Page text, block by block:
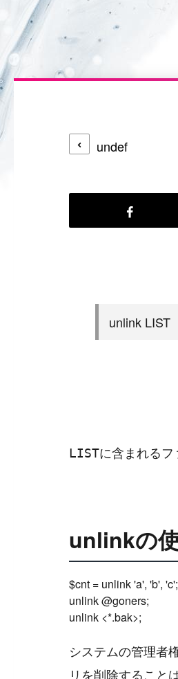
undef
unlink LIST
LISTに含まれるフ
unlinkの
$cnt = unlink 'a', 'b', 'c';
unlink @goners;
システムの管理者
リを削除すること